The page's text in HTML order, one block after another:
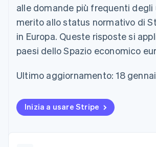
flessibile
Metodi di
pagamento
oltre 125
Terminal
Authorization
Accettazione
ottimizzata
Link
accelerato
della contabilità
Stripe Sigma
personalizzati
Data Pipeline
Gestione del denaro
SaaS
Creator economy
Gaming
Ospitalità, viaggi e
Assicurazione
Gestire gli
Offrire addebiti in base
all'utilizzo
Emettere carte
garantite da stablecoin
Esegui il provisioning e
gestisci i servizi con gli
Risorse
Roadmap del prodotto
Conferenza annuale
Sessions
Lavora con noi
Sala stampa
Recapiti
alle domande più frequenti degli
merito allo status normativo di
in Europa. Queste risposte si
paesi dello Spazio economico
Ultimo aggiornamento: 18
Inizia a usare Stripe